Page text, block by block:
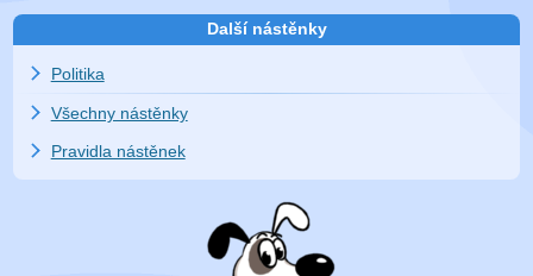
Další nástěnky
Politika
Všechny nástěnky
Pravidla nástěnek